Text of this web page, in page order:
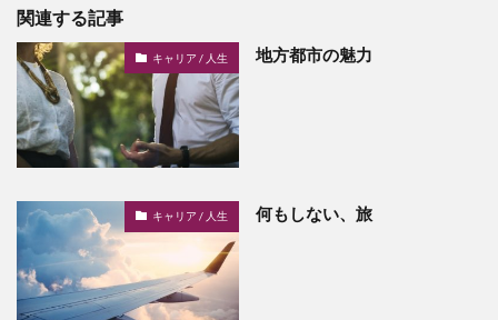
関連する記事
キャリア / 人生 地方都市の魅力
キャリア / 人生 何もしない、旅